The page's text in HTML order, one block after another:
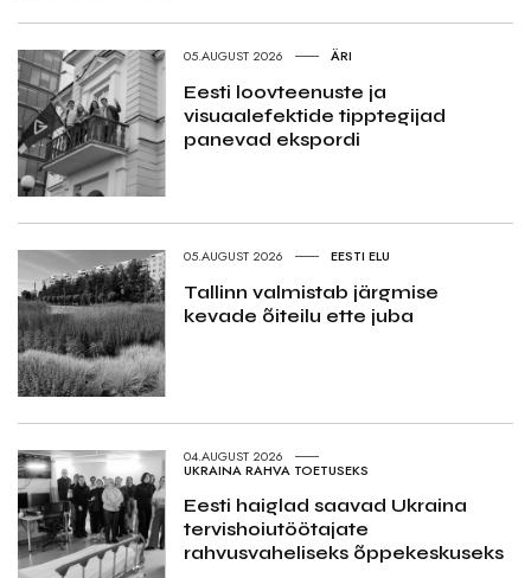
05.AUGUST 2026 ÄRI
Eesti loovteenuste ja
visuaalefektide tipptegijad
panevad ekspordi
05.AUGUST 2026 EESTI ELU
Tallinn valmistab järgmise
kevade õiteilu ette juba
04.AUGUST 2026
UKRAINA RAHVA TOETUSEKS
Eesti haiglad saavad Ukraina
tervishoiutöötajate
rahvusvaheliseks õppekeskuseks